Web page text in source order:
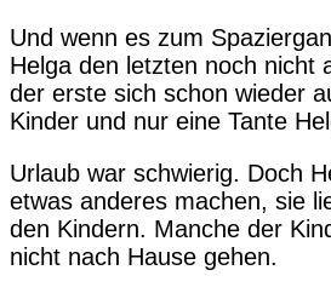
Und wenn es zum
Helga den letzten noch nicht
der erste sich schon wieder
Kinder und nur eine Tante
Urlaub war schwierig. Doch
etwas anderes machen, sie
den Kindern. Manche der
nicht nach Hause gehen.